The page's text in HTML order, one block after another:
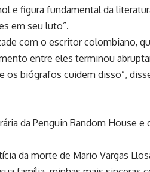
e figura fundamental da
em seu luto”.
com o escritor colombiano,
entre eles terminou
biógrafos cuidem disso”,
da Penguin Random House e
da morte de Mario Vargas